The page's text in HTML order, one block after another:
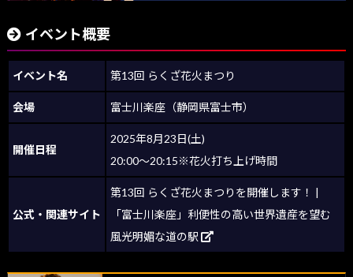
イベント概要
イベント名 第13回 らくざ花火まつり
会場 富士川楽座（静岡県富士市）
開催日程
2025年8月23日(土)
20:00～20:15※花火打ち上げ時間
公式・関連サイト
第13回 らくざ花火まつりを開催します！ |
「富士川楽座」利便性の高い世界遺産を望む
風光明媚な道の駅